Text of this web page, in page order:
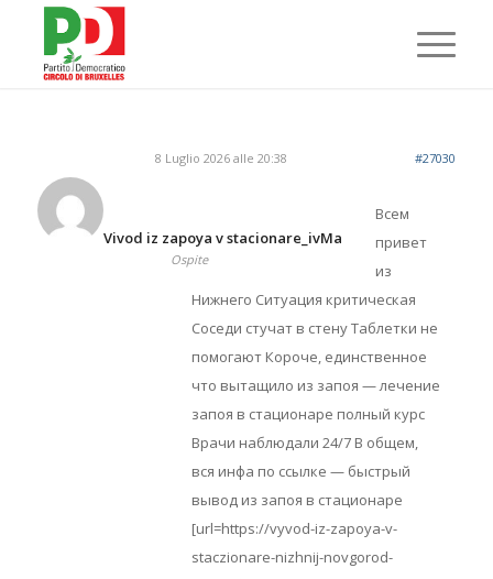
8 Luglio 2026 alle 20:38 #27030
Vivod iz zapoya v stacionare_ivMa
Ospite
Всем
привет
из
Нижнего Ситуация критическая
Соседи стучат в стену Таблетки не
помогают Короче, единственное
что вытащило из запоя — лечение
запоя в стационаре полный курс
Врачи наблюдали 24/7 В общем,
вся инфа по ссылке — быстрый
вывод из запоя в стационаре
[url=https://vyvod-iz-zapoya-v-
staczionare-nizhnij-novgorod-